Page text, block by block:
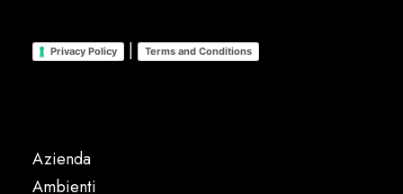
Privacy Policy | Terms and Conditions
Azienda
Ambienti